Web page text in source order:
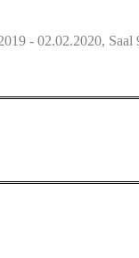
- 02.02.2020, Saal